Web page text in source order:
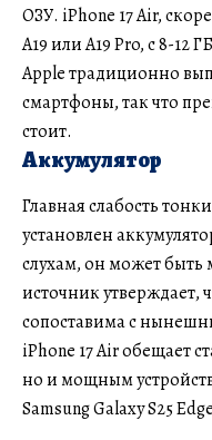
ОЗУ. iPhone 17 Air,
A19 или A19 Pro, с 8-12
Apple традиционно
смартфоны, так что
стоит.
Аккумулятор
Главная слабость
установлен
слухам, он может
источник утверждает,
сопоставима с
iPhone 17 Air обещает
но и мощным
Samsung Galaxy S25